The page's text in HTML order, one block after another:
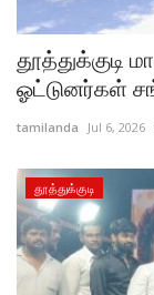
தூத்துக்குடி
ஓட்டுனர்கள்
tamilanda Jul 6, 2026
தூத்துக்குடி